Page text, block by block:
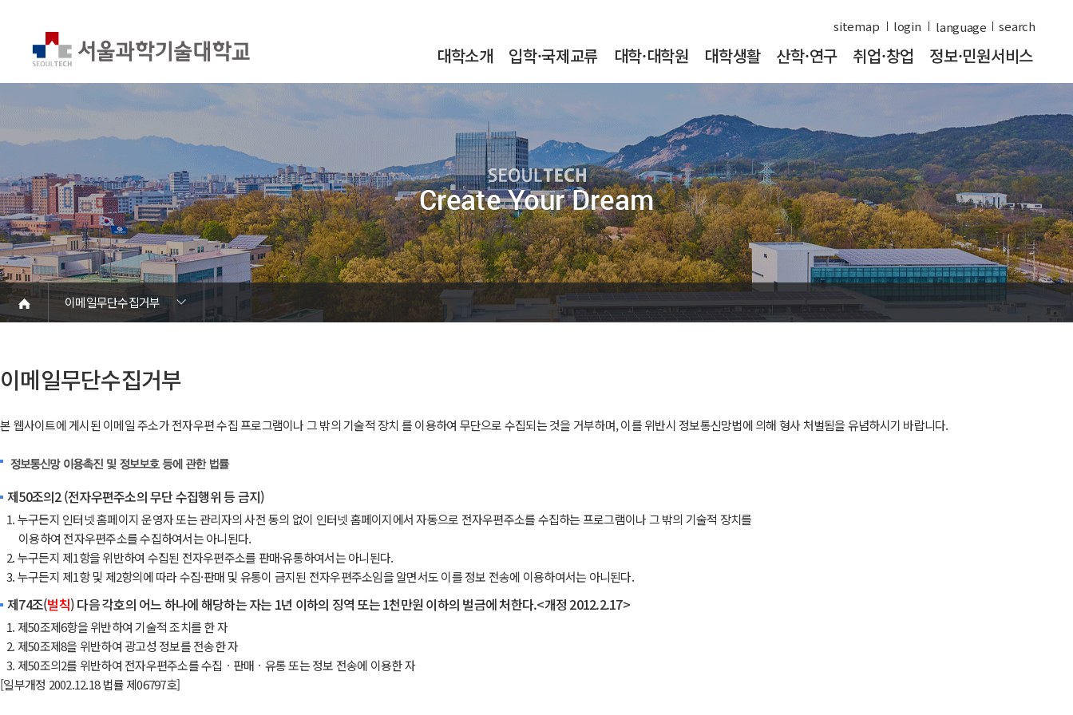
sitemap login search
대학소개 입학·국제교류 대학·대학원 대학생활 산학·연구 취업·창업 정보·민원서비스
이메일무단수집거부
개인정보처리방침
고정형 영상정보처리기기 운영·관리 방침
목적 외 이용 및 제3자 제공 내역
개인정보보호 자료실
이메일무단수집거부
본 웹사이트에 게시된 이메일 주소가 전자우편 수집 프로그램이나 그 밖의 기술적 장치 를 이용하여 무단으로 수집되는 것을 거부하며, 이를 위반시 정보통신망법에 의해 형사 처벌됨을 유념하시기 바랍니다.
제50조의2 (전자우편주소의 무단 수집행위 등 금지)
1. 누구든지 인터넷 홈페이지 운영자 또는 관리자의 사전 동의 없이 인터넷 홈페이지에서 자동으로 전자우편주소를 수집하는 프로그램이나 그 밖의 기술적 장치를
이용하여 전자우편주소를 수집하여서는 아니된다.
2. 누구든지 제1항을 위반하여 수집된 전자우편주소를 판매·유통하여서는 아니된다.
3. 누구든지 제1항 및 제2항의에 따라 수집·판매 및 유통이 금지된 전자우편주소임을 알면서도 이를 정보 전송에 이용하여서는 아니된다.
제74조(벌칙) 다음 각호의 어느 하나에 해당하는 자는 1년 이하의 징역 또는 1천만원 이하의 벌금에 처한다.<개정 2012.2.17>
1. 제50조제6항을 위반하여 기술적 조치를 한 자
2. 제50조제8을 위반하여 광고성 정보를 전송한 자
3. 제50조의2를 위반하여 전자우편주소를 수집ㆍ판매ㆍ유통 또는 정보 전송에 이용한 자
[일부개정 2002.12.18 법률 제06797호]